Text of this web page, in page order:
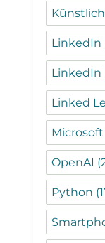
LinkedIn
LinkedIn
Linked
Microsoft
OpenAI
Python